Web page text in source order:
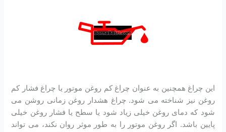
این چراغ همچنین به عنوان چراغ کم روغن موتور یا چراغ فشار کم
روغن نیز شناخته می شود. چراغ هشدار روغن زمانی روشن می
شود که دمای روغن خیلی زیاد شود یا سطح یا فشار روغن خیلی
پایین باشد. اگر روغن موتور را به طور موثر روان نکند، می تواند